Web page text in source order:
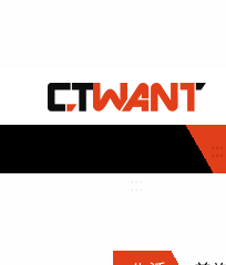
:::
社會首頁
時事
調查